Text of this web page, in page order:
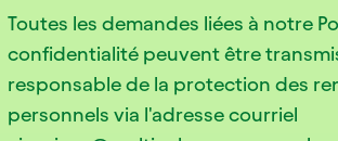
Toutes les demandes liées à notre
confidentialité peuvent être
responsable de la protection des
personnels via l'adresse courriel